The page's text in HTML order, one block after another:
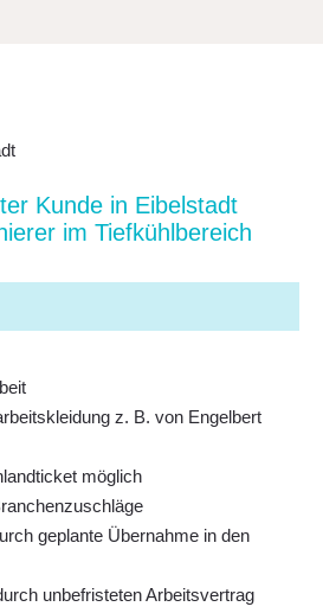
Kunde in Eibel­stadt
im Tief­kühl­be­reich
z. B. von Engelbert
möglich
geplante Übernahme in den
unbefristeten Arbeitsvertrag